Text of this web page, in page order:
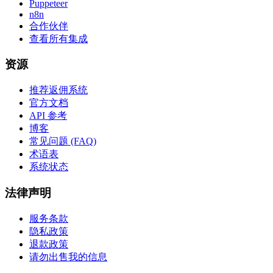
Puppeteer
n8n
合作伙伴
查看所有集成
资源
推荐返佣系统
官方文档
API 参考
博客
常见问题 (FAQ)
术语表
系统状态
法律声明
服务条款
隐私政策
退款政策
请勿出售我的信息